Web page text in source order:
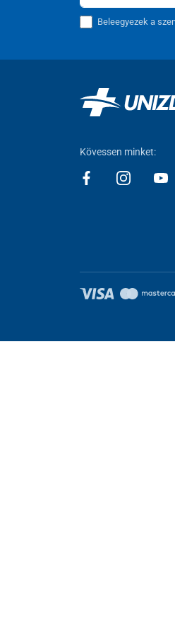
Beleegyezek a
Kövessen minket: